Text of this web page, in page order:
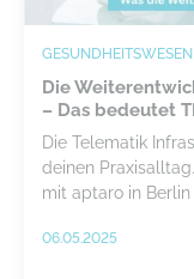
GESUNDHEITSWESEN
Die
– Das bedeutet
Die Telematik
deinen
mit aptaro in
06.05.2025